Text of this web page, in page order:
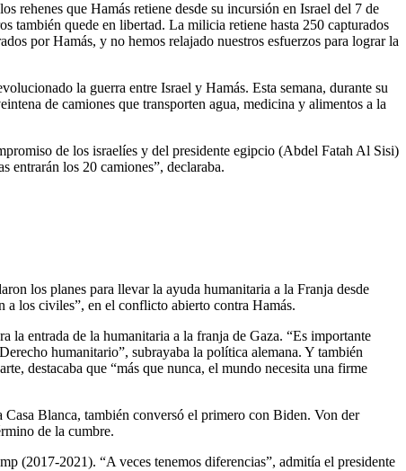
rehenes que Hamás retiene desde su incursión en Israel del 7 de
también quede en libertad. La milicia retiene hasta 250 capturados
por Hamás, y no hemos relajado nuestros esfuerzos para lograr la
la guerra entre Israel y Hamás. Esta semana, durante su
de camiones que transporten agua, medicina y alimentos a la
de los israelíes y del presidente egipcio (Abdel Fatah Al Sisi)
entrarán los 20 camiones”, declaraba.
los planes para llevar la ayuda humanitaria a la Franja desde
a los civiles”, en el conflicto abierto contra Hamás.
la entrada de la humanitaria a la franja de Gaza. “Es importante
humanitario”, subrayaba la política alemana. Y también
destacaba que “más que nunca, el mundo necesita una firme
Casa Blanca, también conversó el primero con Biden. Von der
de la cumbre.
(2017-2021). “A veces tenemos diferencias”, admitía el presidente